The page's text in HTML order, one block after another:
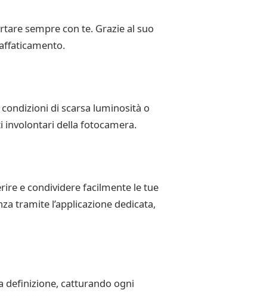
sempre con te. Grazie al suo
di scarsa luminosità o
involontari della fotocamera.
e condividere facilmente le tue
tramite l’applicazione dedicata,
definizione, catturando ogni